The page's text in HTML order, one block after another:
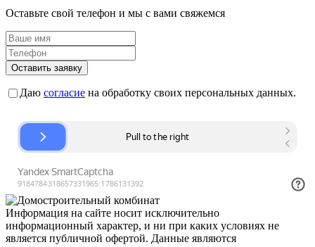
Оставьте свой телефон и мы с вами свяжемся
Оставить заявку
Даю согласие на обработку своих персональных данных.
Информация на сайте носит исключительно
информационный характер, и ни при каких условиях не
является публичной офертой. Данные являются